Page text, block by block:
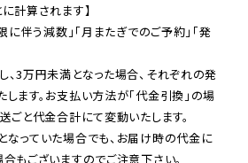
計算されます】
に伴う減数」「月またぎでのご予約」「発
3万円未満となった場合、それぞれの発
ます。お支払い方法が「代金引換」の場
っていた場合でも、お届け時の代金に
もございますのでご注意下さい。